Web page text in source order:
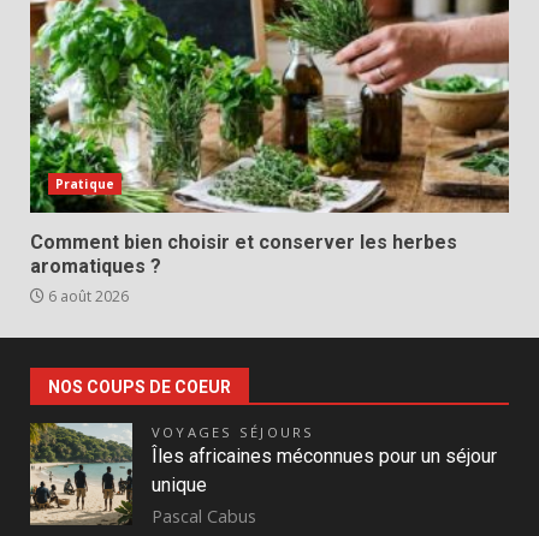
Pratique
Comment bien choisir et conserver les herbes
aromatiques ?
6 août 2026
NOS COUPS DE COEUR
VOYAGES SÉJOURS
Îles africaines méconnues pour un séjour
unique
Pascal Cabus